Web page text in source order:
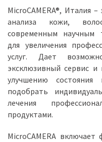
MicroCAMERA®, Италия
анализа кожи,
современным научным
для увеличения
услуг. Дает
эксклюзивный сервис
улучшению
подобрать
лечения
продуктами.
MicroCAMERA